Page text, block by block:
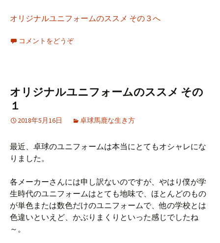
オリジナルユニフォームのススメ その３へ
コメントをどうぞ
オリジナルユニフォームのススメ その
１
2018年5月16日 卓球馬鹿な生き方
最近、卓球のユニフォームは本当にとてもオシャレにな
りました。
各メーカーさんには申し訳ないのですが、やはり僕が学
生時代のユニフォームはとても地味で、ほとんどのもの
が単色または数色だけのユニフォームで、他の学校とは
色違いといえど、かぶりまくりといった感じでしたね
～。